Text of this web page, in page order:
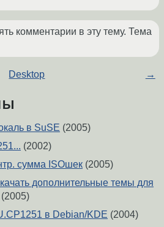
комментарии в эту тему. Тема
Desktop →
в SuSE (2005)
(2002)
сумма ISOшек (2005)
дополнительные темы для
(2005)
в Debian/KDE (2004)